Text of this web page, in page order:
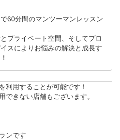
ル(各120分)
ト画面よりご提示ください
ます。
リングし、シミュレータ
(60分)
60分間のマンツーマンレッスン
プライベート空間、そしてプロ
スによりお悩みの解決と成長す
利用することが可能です！
きない店舗もございます。
ンです